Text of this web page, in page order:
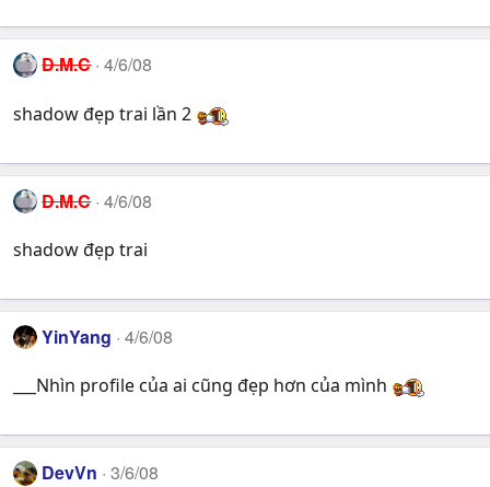
D.M.C 4/6/08
shadow đẹp trai lần 2
D.M.C 4/6/08
shadow đẹp trai
YinYang 4/6/08
___Nhìn profile của ai cũng đẹp hơn của mình
DevVn 3/6/08